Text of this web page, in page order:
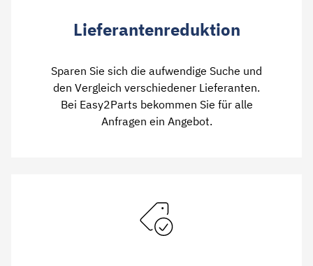
Lieferantenreduktion
Sparen Sie sich die aufwendige Suche und
den Vergleich verschiedener Lieferanten.
Bei Easy2Parts bekommen Sie für alle
Anfragen ein Angebot.